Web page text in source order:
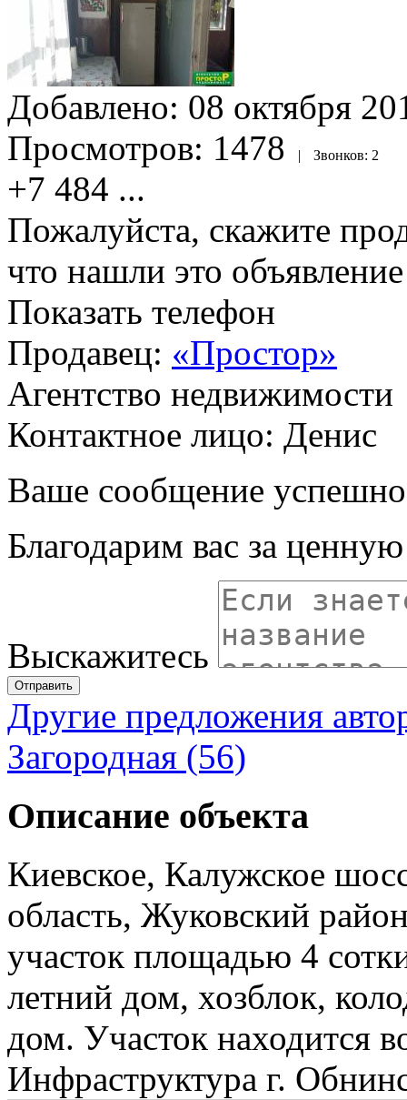
Добавлено: 08 октября
Просмотров: 1478 | Звонков: 2
+7 484 ...
Пожалуйста, скажите
что нашли это
Показать телефон
Продавец: «Простор»
Агентство недвижимости
Контактное лицо: Денис
Ваше сообщение успешно
Благодарим вас за
Выскажитесь
Отправить
Другие предложения
Загородная (56)
Описание объекта
Киевское, Калужское
область, Жуковский
участок площадью 4
летний дом, хозблок,
дом. Участок находится
Инфраструктура г.